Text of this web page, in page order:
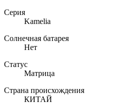
Серия
Kamelia
Солнечная батарея
Нет
Статус
Матрица
Страна происхождения
КИТАЙ